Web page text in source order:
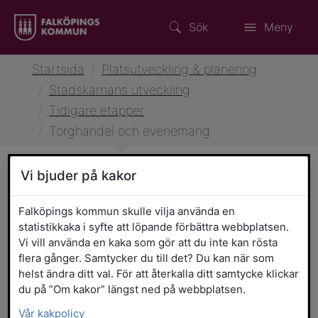
Sök Meny
Startsida
Platsutveckling & planering
Stadskärnans utveckling
Tidigare etapper
Torghandel och evenemang
Torghandel och evenemang
Några av stadskärnans historiskt sett
viktigaste funktioner är handel, service
och evenemang. De tre torgen i
stadskärnan har olika storlek och
karaktär och kompletterar varandra.
Vi bjuder på kakor
Falköpings kommun skulle vilja använda en
statistikkaka i syfte att löpande förbättra webbplatsen.
Vi vill använda en kaka som gör att du inte kan rösta
flera gånger. Samtycker du till det? Du kan när som
helst ändra ditt val. För att återkalla ditt samtycke klickar
du på ”Om kakor” längst ned på webbplatsen.
Vår kakpolicy